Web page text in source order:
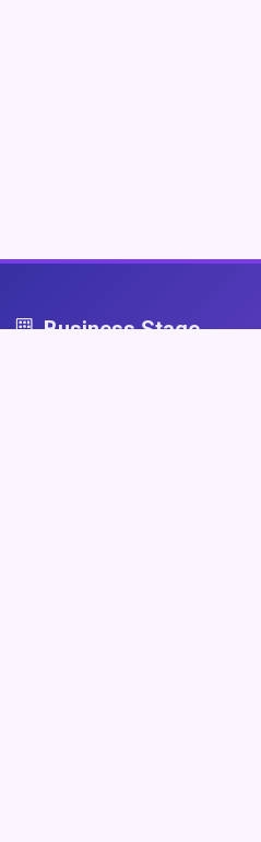
Business Stage